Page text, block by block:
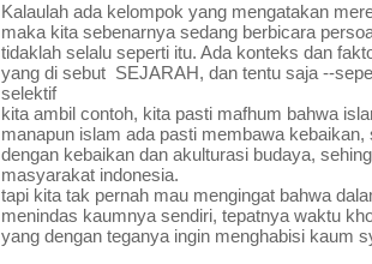
Kalaulah ada kelompok yang mengatakan
maka kita sebenarnya sedang berbicara
tidaklah selalu seperti itu. Ada konteks dan
yang di sebut  SEJARAH, dan tentu saja --
selektif
kita ambil contoh, kita pasti mafhum bahwa
manapun islam ada pasti membawa
dengan kebaikan dan akulturasi budaya,
masyarakat indonesia.
tapi kita tak pernah mau mengingat bahwa
menindas kaumnya sendiri, tepatnya waktu
yang dengan teganya ingin menghabisi kaum